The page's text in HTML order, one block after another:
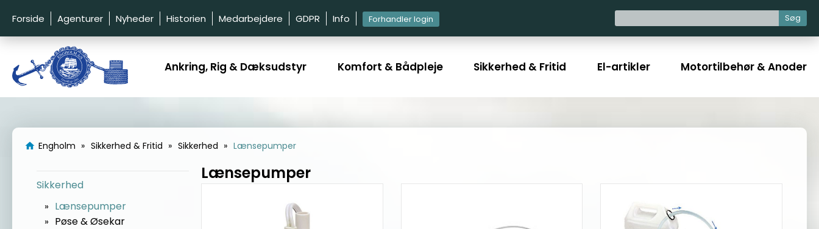
Forside Agenturer Nyheder Historien Medarbejdere GDPR Info Forhandler login Søg
Ankring, Rig & Dæksudstyr Komfort & Bådpleje Sikkerhed & Fritid El-artikler Motortilbehør & Anoder
home Engholm Sikkerhed & Fritid Sikkerhed Lænsepumper
Sikkerhed
Lænsepumper
Pøse & Øsekar
Lænsepumper